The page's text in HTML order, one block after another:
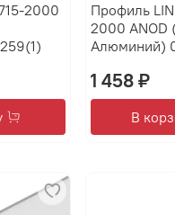
2000
Профиль
2000 ANOD
Алюминий)
1 458 ₽
В